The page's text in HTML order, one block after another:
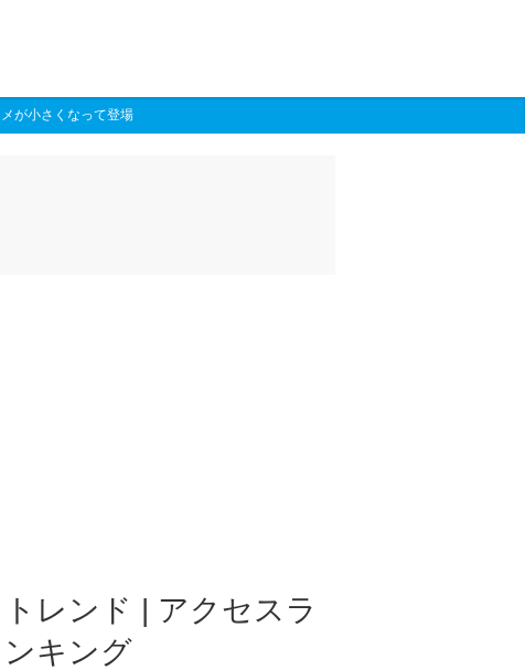
が小さくなって登場
トレンド | アクセスラ
ンキング